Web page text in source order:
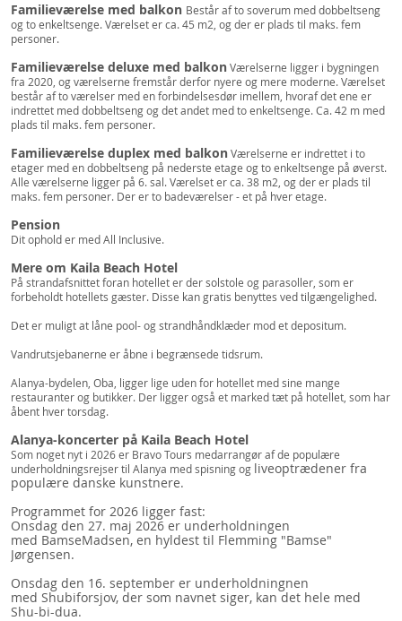
Familieværelse med balkon Består af to soverum med dobbeltseng
og to enkeltsenge. Værelset er ca. 45 m2, og der er plads til maks. fem
personer.
Familieværelse deluxe med balkonVærelserne ligger i bygningen
fra 2020, og værelserne fremstår derfor nyere og mere moderne. Værelset
består af to værelser med en forbindelsesdør imellem, hvoraf det ene er
indrettet med dobbeltseng og det andet med to enkeltsenge. Ca. 42 m med
plads til maks. fem personer.
Familieværelse duplex med balkonVærelserne er indrettet i to
etager med en dobbeltseng på nederste etage og to enkeltsenge på øverst.
Alle værelserne ligger på 6. sal. Værelset er ca. 38 m2, og der er plads til
maks. fem personer. Der er to badeværelser - et på hver etage.
Pension
Dit ophold er med All Inclusive.
Mere om Kaila Beach Hotel
På strandafsnittet foran hotellet er der solstole og parasoller, som er
forbeholdt hotellets gæster. Disse kan gratis benyttes ved tilgængelighed.
Det er muligt at låne pool- og strandhåndklæder mod et depositum.
Vandrutsjebanerne er åbne i begrænsede tidsrum.
Alanya-bydelen, Oba, ligger lige uden for hotellet med sine mange
restauranter og butikker. Der ligger også et marked tæt på hotellet, som har
åbent hver torsdag.
Alanya-koncerter på Kaila Beach Hotel
Som noget nyt i 2026 er Bravo Tours medarrangør af de populære
underholdningsrejser til Alanya med spisning og liveoptrædener fra
populære danske kunstnere.
Programmet for 2026 ligger fast:
Onsdag den 27. maj 2026 er underholdningen
med BamseMadsen, en hyldest til Flemming "Bamse"
Jørgensen.
Onsdag den 16. september er underholdningnen
med Shubiforsjov, der som navnet siger, kan det hele med
Shu-bi-dua.